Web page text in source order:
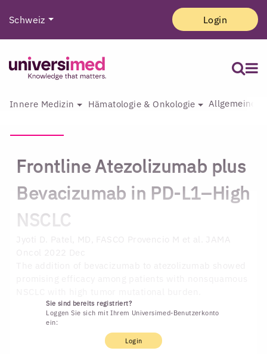
Schweiz Login
Innere Medizin Hämatologie & Onkologie Allgemeine
Frontline Atezolizumab plus
Bevacizumab in PD-L1–High
NSCLC
Sie sind bereits registriert?
Loggen Sie sich mit Ihrem Universimed-Benutzerkonto
ein:
Login